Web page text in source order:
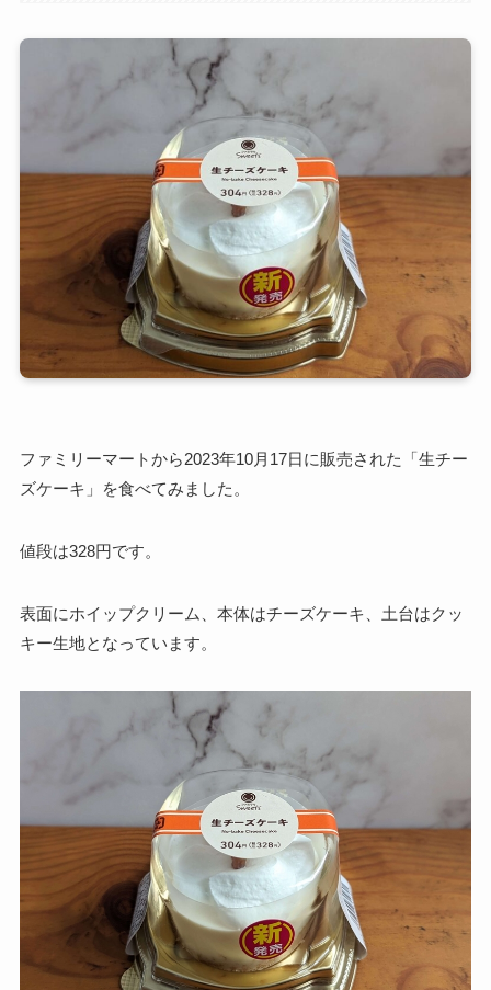
ファミリーマートから2023年10月17日に販売された「生チー
ズケーキ」を食べてみました。
値段は328円です。
表面にホイップクリーム、本体はチーズケーキ、土台はクッ
キー生地となっています。